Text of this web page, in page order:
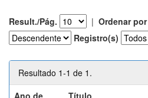
Result./Pág. | Ordenar por
Registro(s)
Resultado 1-1 de 1.
Ano de
Título